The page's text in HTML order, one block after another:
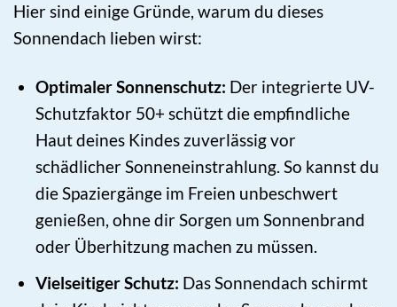
Hier sind einige Gründe, warum du dieses
Sonnendach lieben wirst:
Optimaler Sonnenschutz: Der integrierte UV-
Schutzfaktor 50+ schützt die empfindliche
Haut deines Kindes zuverlässig vor
schädlicher Sonneneinstrahlung. So kannst du
die Spaziergänge im Freien unbeschwert
genießen, ohne dir Sorgen um Sonnenbrand
oder Überhitzung machen zu müssen.
Vielseitiger Schutz: Das Sonnendach schirmt